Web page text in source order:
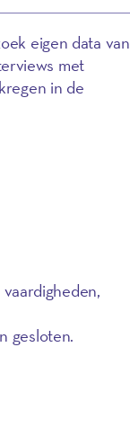
eigen data van
met
in de
gesloten.